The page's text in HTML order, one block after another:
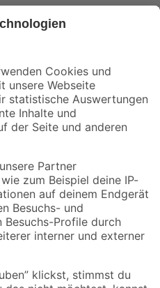
Aktionen mehr verpassen!
Versandarten